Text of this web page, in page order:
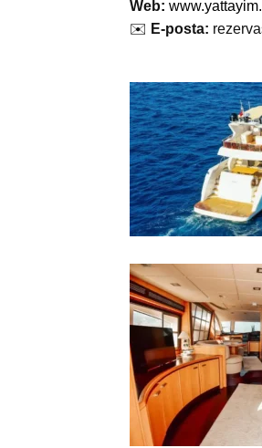
Web:
✉️ E-posta: